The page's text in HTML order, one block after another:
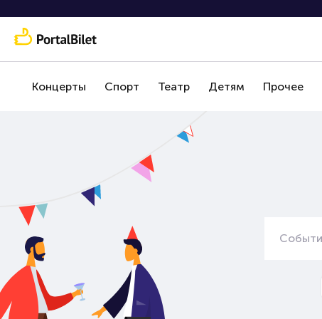
Концерты Спорт Театр Детям Прочее